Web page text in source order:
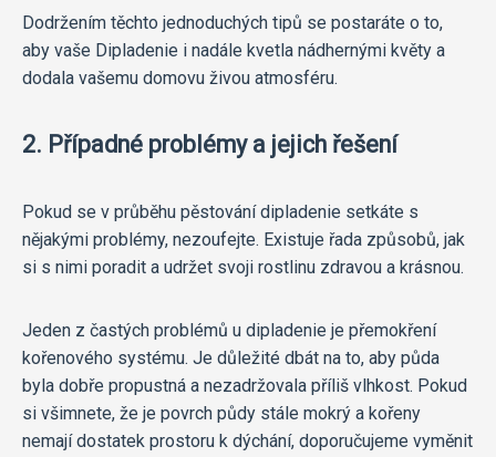
Dodržením těchto jednoduchých tipů se postaráte o to,
aby vaše Dipladenie i nadále kvetla nádhernými květy a
dodala vašemu domovu živou atmosféru.
2. Případné problémy a jejich řešení
Pokud se v průběhu pěstování dipladenie setkáte s
nějakými problémy, nezoufejte. Existuje řada způsobů, jak
si s nimi poradit a udržet svoji rostlinu zdravou a krásnou.
Jeden z častých problémů u dipladenie je přemokření
kořenového systému. Je důležité dbát na to, aby půda
byla dobře propustná a nezadržovala příliš vlhkost. Pokud
si všimnete, že je povrch půdy stále mokrý a kořeny
nemají dostatek prostoru k dýchání, doporučujeme vyměnit